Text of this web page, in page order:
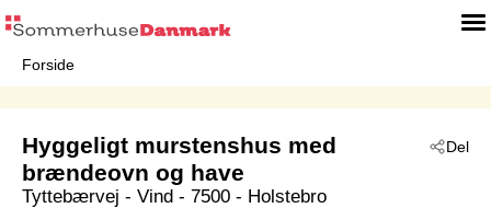
Forside
Del
Hyggeligt murstenshus med
brændeovn og have
Tyttebærvej - Vind - 7500 - Holstebro